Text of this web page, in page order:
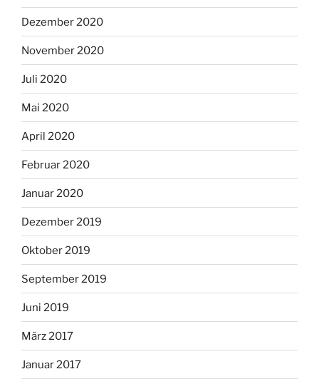
Dezember 2020
November 2020
Juli 2020
Mai 2020
April 2020
Februar 2020
Januar 2020
Dezember 2019
Oktober 2019
September 2019
Juni 2019
März 2017
Januar 2017